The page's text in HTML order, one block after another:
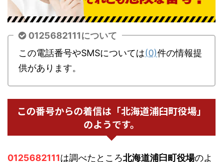
0125682111について
この電話番号やSMSについては(0)件の情報提
供があります。
この番号からの着信は「北海道浦臼町役場」
のようです。
0125682111は調べたところ北海道浦臼町役場のよ